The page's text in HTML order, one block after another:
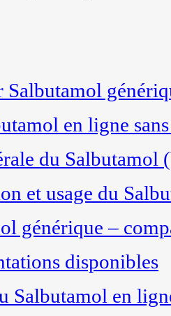
Salbutamol
en ligne
du Salbutamol
et usage du
générique –
disponibles
Salbutamol en